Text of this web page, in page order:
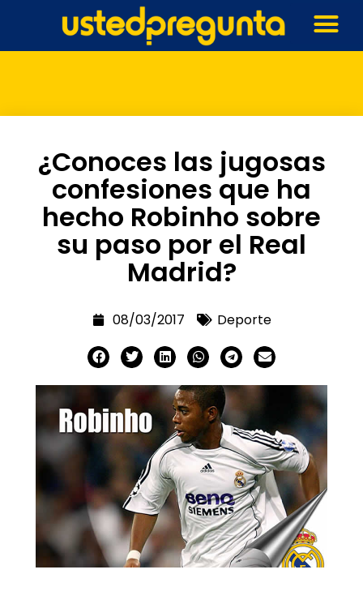
¿Conoces las jugosas
confesiones que ha
hecho Robinho sobre
su paso por el Real
Madrid?
08/03/2017 Deporte